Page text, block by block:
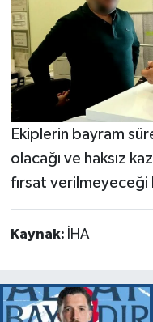
Ekiplerin bayram
olacağı ve haksız
fırsat
Kaynak: İHA